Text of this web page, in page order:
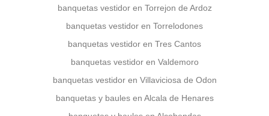
banquetas vestidor en Torrejon de Ardoz
banquetas vestidor en Torrelodones
banquetas vestidor en Tres Cantos
banquetas vestidor en Valdemoro
banquetas vestidor en Villaviciosa de Odon
banquetas y baules en Alcala de Henares